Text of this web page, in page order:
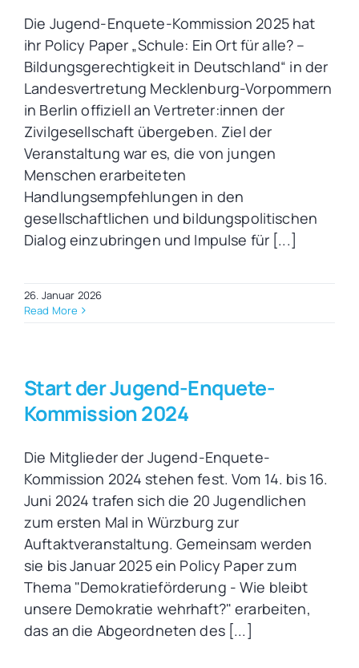
Die Jugend-Enquete-Kommission 2025 hat
ihr Policy Paper „Schule: Ein Ort für alle? –
Bildungsgerechtigkeit in Deutschland“ in der
Landesvertretung Mecklenburg-Vorpommern
in Berlin offiziell an Vertreter:innen der
Zivilgesellschaft übergeben. Ziel der
Veranstaltung war es, die von jungen
Menschen erarbeiteten
Handlungsempfehlungen in den
gesellschaftlichen und bildungspolitischen
Dialog einzubringen und Impulse für [...]
26. Januar 2026
Read More
Start der Jugend-Enquete-
Kommission 2024
Die Mitglieder der Jugend-Enquete-
Kommission 2024 stehen fest. Vom 14. bis 16.
Juni 2024 trafen sich die 20 Jugendlichen
zum ersten Mal in Würzburg zur
Auftaktveranstaltung. Gemeinsam werden
sie bis Januar 2025 ein Policy Paper zum
Thema "Demokratieförderung - Wie bleibt
unsere Demokratie wehrhaft?" erarbeiten,
das an die Abgeordneten des [...]